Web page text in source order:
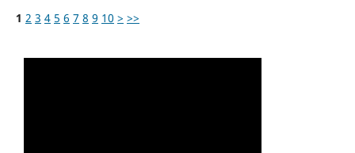
1 2 3 4 5 6 7 8 9 10 > >>